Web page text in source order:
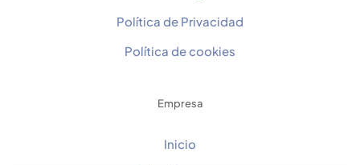
Política de Privacidad
Política de cookies
Empresa
Inicio